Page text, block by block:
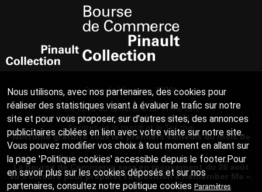
2 rue de Viarmes, 75001
Du lundi au dimanche de 11h à 19h
Nocturne le vendredi jusqu'à 21h
Fermeture le mardi et le 1er mai
Nocturne gratuite tous les premiers samedis du mois de
17h à 21h
La Bourse de Commerce sera en mouvement du 26 août
au 5 octobre pour préparer l'exposition « Remember Me ».
Nous utilisons, avec nos partenaires, des cookies pour
réaliser des statistiques visant à évaluer le trafic sur notre
site et pour vous proposer, sur d’autres sites, des annonces
publicitaires ciblées en lien avec votre visite sur notre site.
Vous pouvez modifier vos choix à tout moment en allant sur
la page 'Politique cookies' accessible depuis le footer.Pour
en savoir plus sur les cookies déposés et sur nos
partenaires, consultez notre politique cookies Paramètres